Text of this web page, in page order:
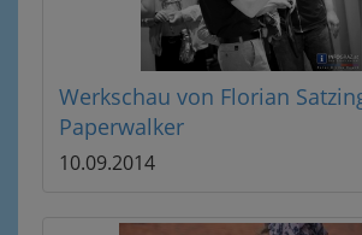
Werkschau von Florian
Paperwalker
10.09.2014